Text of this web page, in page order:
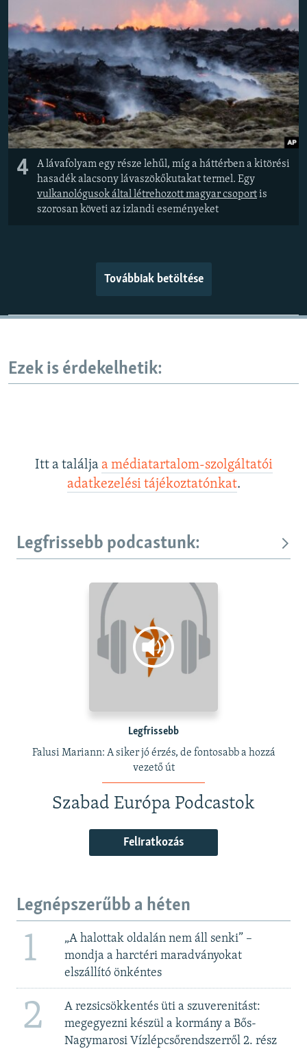
4
A lávafolyam egy része lehűl, míg a háttérben a kitörési
hasadék alacsony lávaszökőkutakat termel. Egy
vulkanológusok által létrehozott magyar csoportis
szorosan követi az izlandi eseményeket
Továbbiak betöltése
Ezek is érdekelhetik:
Itt a találja a médiatartalom-szolgáltatói
adatkezelési tájékoztatónkat.
Legfrissebb podcastunk:
Legfrissebb
Falusi Mariann: A siker jó érzés, de fontosabb a hozzá
vezető út
Szabad Európa Podcastok
Feliratkozás
Legnépszerűbb a héten
1
„A halottak oldalán nem áll senki” –
mondja a harctéri maradványokat
elszállító önkéntes
2
A rezsicsökkentés üti a szuverenitást:
megegyezni készül a kormány a Bős-
Nagymarosi Vízlépcsőrendszerről 2. rész